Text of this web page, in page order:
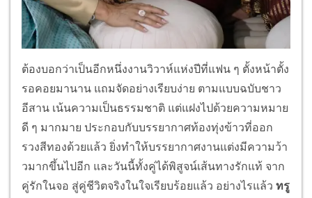
ต้องบอกว่าเป็นอีกหนึ่งงานวิวาห์แห่งปีที่แฟน ๆ ตั้งหน้าตั้ง
รอคอยมานาน แถมจัดอย่างเรียบง่าย ตามแบบฉบับชาว
อีสาน เน้นความเป็นธรรมชาติ แต่แฝงไปด้วยความหมาย
ดี ๆ มากมาย ประกอบกับบรรยากาศท้องทุ่งข้าวที่ออก
รวงสีทองด้วยแล้ว ยิ่งทำให้บรรยากาศงานแต่งมีความว้า
วมากขึ้นไปอีก และวันนี้ทั้งคู่ได้พิสูจน์เส้นทางรักแท้ จาก
คู่รักในจอ สู่คู่ชีวิตจริงในใจเรียบร้อยแล้ว อย่างไรแล้ว ทรู